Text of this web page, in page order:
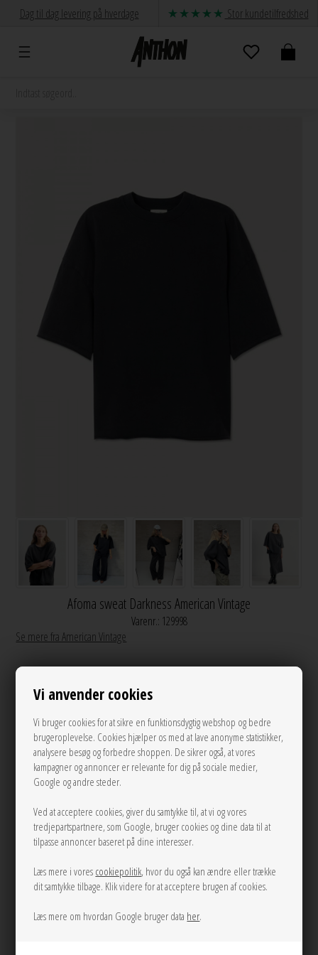
Vi anvender cookies
Vi bruger cookies for at sikre en funktionsdygtig webshop og bedre
brugeroplevelse. Cookies hjælper os med at lave anonyme statistikker,
analysere besøg og forbedre shoppen. De sikrer også, at vores
kampagner og annoncer er relevante for dig på sociale medier,
Google og andre steder.
Ved at acceptere cookies, giver du samtykke til, at vi og vores
tredjepartspartnere, som Google, bruger cookies og dine data til at
tilpasse annoncer baseret på dine interesser.
Læs mere i vores cookiepolitik, hvor du også kan ændre eller trække
dit samtykke tilbage. Klik videre for at acceptere brugen af cookies.
Læs mere om hvordan Google bruger data her.
Dag til dag levering på hverdage Stor kundetilfredshed
Afoma sweat Darkness American Vintage
Varenr.: 129998
Se mere fra American Vintage
650,00
XS/S M/L
LÆG I KURVEN
Tilføj til Ønskeskyen
Mål Str. XS/S:
Længde: 67 cm